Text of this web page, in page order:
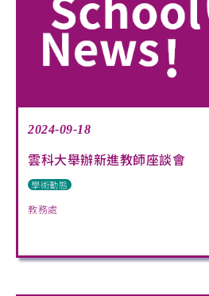
2024-09-18
雲科大舉辦新進教師座談會
學術動態
教務處